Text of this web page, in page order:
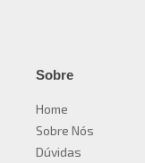
Sobre
Home
Sobre Nós
Dúvidas